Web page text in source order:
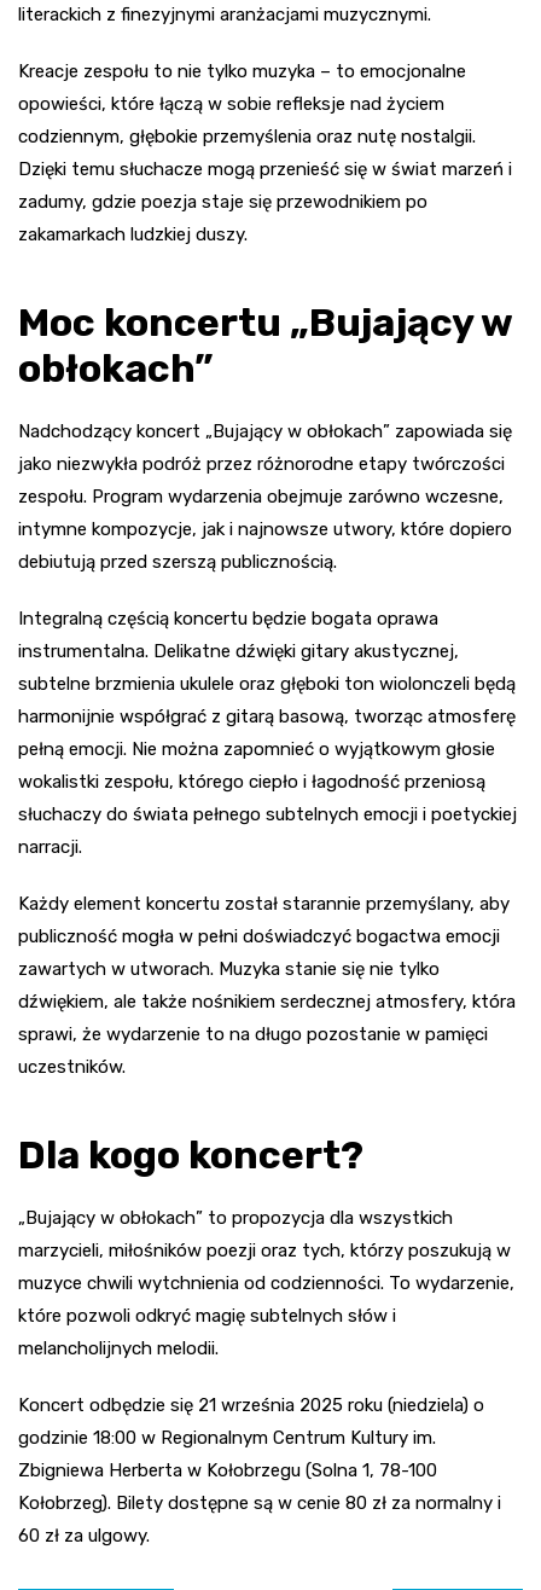
literackich z finezyjnymi aranżacjami muzycznymi.
Kreacje zespołu to nie tylko muzyka – to emocjonalne
opowieści, które łączą w sobie refleksje nad życiem
codziennym, głębokie przemyślenia oraz nutę nostalgii.
Dzięki temu słuchacze mogą przenieść się w świat marzeń i
zadumy, gdzie poezja staje się przewodnikiem po
zakamarkach ludzkiej duszy.
Moc koncertu „Bujający w
obłokach”
Nadchodzący koncert „Bujający w obłokach” zapowiada się
jako niezwykła podróż przez różnorodne etapy twórczości
zespołu. Program wydarzenia obejmuje zarówno wczesne,
intymne kompozycje, jak i najnowsze utwory, które dopiero
debiutują przed szerszą publicznością.
Integralną częścią koncertu będzie bogata oprawa
instrumentalna. Delikatne dźwięki gitary akustycznej,
subtelne brzmienia ukulele oraz głęboki ton wiolonczeli będą
harmonijnie współgrać z gitarą basową, tworząc atmosferę
pełną emocji. Nie można zapomnieć o wyjątkowym głosie
wokalistki zespołu, którego ciepło i łagodność przeniosą
słuchaczy do świata pełnego subtelnych emocji i poetyckiej
narracji.
Każdy element koncertu został starannie przemyślany, aby
publiczność mogła w pełni doświadczyć bogactwa emocji
zawartych w utworach. Muzyka stanie się nie tylko
dźwiękiem, ale także nośnikiem serdecznej atmosfery, która
sprawi, że wydarzenie to na długo pozostanie w pamięci
uczestników.
Dla kogo koncert?
„Bujający w obłokach” to propozycja dla wszystkich
marzycieli, miłośników poezji oraz tych, którzy poszukują w
muzyce chwili wytchnienia od codzienności. To wydarzenie,
które pozwoli odkryć magię subtelnych słów i
melancholijnych melodii.
Koncert odbędzie się 21 września 2025 roku (niedziela) o
godzinie 18:00 w Regionalnym Centrum Kultury im.
Zbigniewa Herberta w Kołobrzegu (Solna 1, 78-100
Kołobrzeg). Bilety dostępne są w cenie 80 zł za normalny i
60 zł za ulgowy.